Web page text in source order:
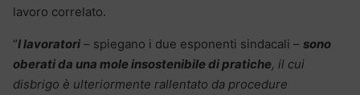
lavoro correlato.
“I lavoratori – spiegano i due esponenti sindacali – sono
oberati da una mole insostenibile di pratiche, il cui
disbrigo è ulteriormente rallentato da procedure